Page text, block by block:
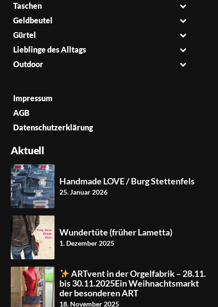
Taschen
Geldbeutel
Gürtel
Lieblinge des Alltags
Outdoor
Impressum
AGB
Datenschutzerklärung
Aktuell
Handmade LOVE / Burg Stettenfels
25. Januar 2026
Wundertüte (früher Lametta)
1. Dezember 2025
ARTvent in der Orgelfabrik – 28.11.
bis 30.11.2025Ein Weihnachtsmarkt
der besonderen ART
18. November 2025